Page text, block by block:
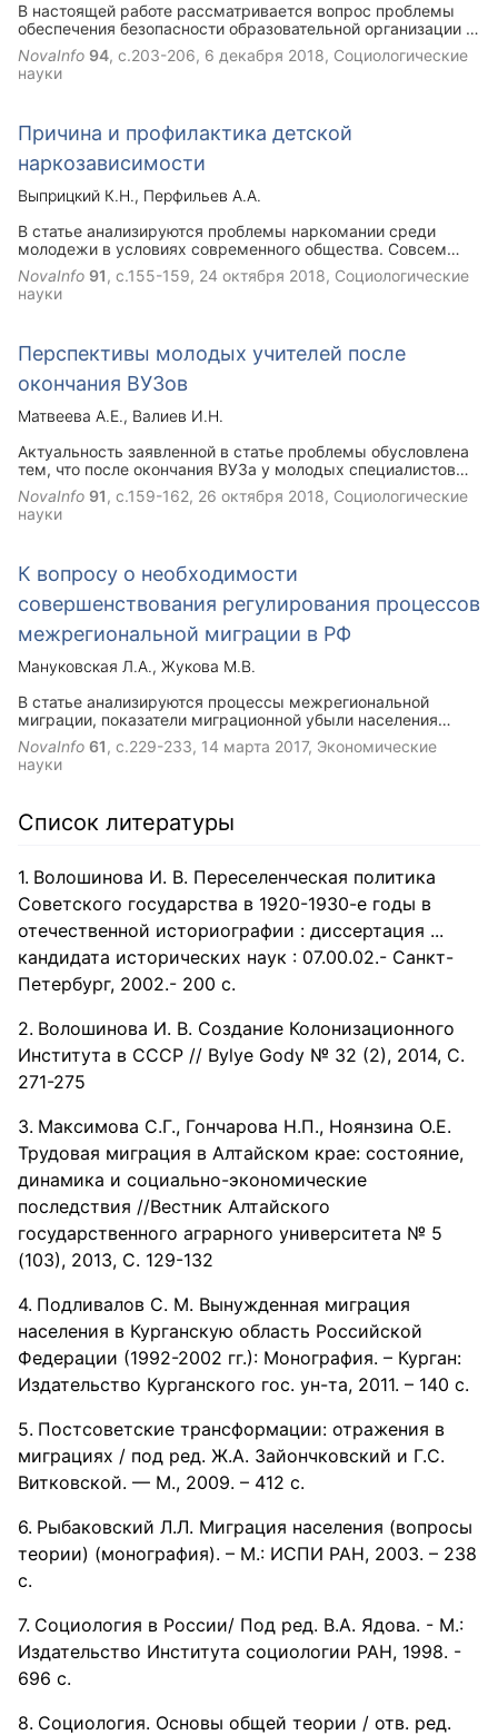
В настоящей работе рассматривается вопрос проблемы
обеспечения безопасности образовательной организации с
указанием примера из судебной практики.
NovaInfo 94, с.203-206, 6 декабря 2018, Социологические
науки
Причина и профилактика детской
наркозависимости
Выприцкий К.Н.
Перфильев А.А.
В статье анализируются проблемы наркомании среди
молодежи в условиях современного общества. Совсем
недавно, на телевидение демонстрировали, социальные
ролики, на которых люди употребляли наркотические
вещества. Это было непонятно и не воспринималось, как
разум молодежи. Именно с того момента детская
наркомания перестала быть такой редкостью и приобрела
особый вид.
NovaInfo 91 , с.155-159, 24 октября 2018, Социологические
науки
Перспективы молодых учителей после
окончания ВУЗов
Матвеева А.Е.
Валиев И.Н.
Актуальность заявленной в статье проблемы обусловлена
тем, что после окончания ВУЗа у молодых специалистов
возникают трудности с жильем и не только. Цель статьи –
ознакомить молодых учителей с льготами, которые им
полагаются. Ведущим методом в исследовании данной
NovaInfo 91 , с.159-162, 26 октября 2018, Социологические
науки
К вопросу о необходимости
совершенствования регулирования процессов
межрегиональной миграции в РФ
Мануковская Л.А.
Жукова М.В.
В статье анализируются процессы межрегиональной
миграции, показатели миграционной убыли населения
Алтайского края. Рассмотрены некоторые аспекты
регулирования миграции в Алтайском крае. Авторами
предлагается ряд мероприятий по совершенствованию
NovaInfo 61 , с.229-233, 14 марта 2017, Экономические
науки
Список литературы
Волошинова И. В. Переселенческая политика
Советского государства в 1920-1930-е годы в
отечественной историографии : диссертация ...
кандидата исторических наук : 07.00.02.- Санкт-
Петербург, 2002.- 200 с.
Волошинова И. В. Создание Колонизационного
Института в СССР // Bylye Gody № 32 (2), 2014, С.
271-275
Максимова С.Г., Гончарова Н.П., Ноянзина О.Е.
Трудовая миграция в Алтайском крае: состояние,
динамика и социально-экономические
последствия //Вестник Алтайского
государственного аграрного университета № 5
(103), 2013, С. 129-132
Подливалов С. М. Вынужденная миграция
населения в Курганскую область Российской
Федерации (1992-2002 гг.): Монография. – Курган:
Издательство Курганского гос. ун-та, 2011. – 140 с.
Постсоветские трансформации: отражения в
миграциях / под ред. Ж.А. Зайончковский и Г.С.
Витковской. — М., 2009. – 412 с.
Рыбаковский Л.Л. Миграция населения (вопросы
теории) (монография). – М.: ИСПИ РАН, 2003. – 238
с.
Социология в России/ Под ред. В.А. Ядова. - М.:
Издательство Института социологии РАН, 1998. -
696 с.
Социология. Основы общей теории / отв. ред.